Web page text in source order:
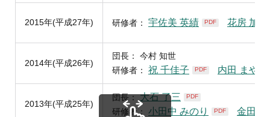
2015年(平成27年) 研修者： 宇佐美 英績 PDF 花房 加奈
2014年(平成26年)
団長： 今村 知世
研修者： 祝 千佳子 PDF 内田 まやこ
2013年(平成25年)
団長：大石 了三 PDF
研修者： 小田中 みのり PDF 金田 典